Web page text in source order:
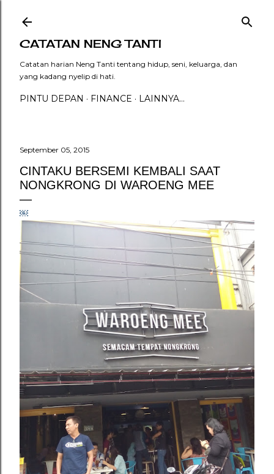
CATATAN NENG TANTI
Catatan harian Neng Tanti tentang hidup, seni, keluarga, dan
yang kadang nyelip di hati.
PINTU DEPAN FINANCE LAINNYA…
September 05, 2015
CINTAKU BERSEMI KEMBALI SAAT
NONGKRONG DI WAROENG MEE
￼